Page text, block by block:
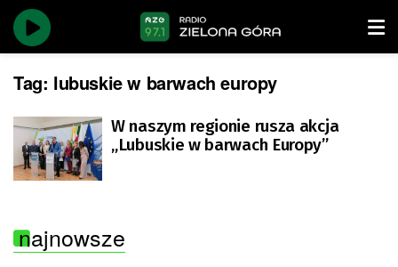
Tag: lubuskie w barwach europy
W naszym regionie rusza akcja
„Lubuskie w barwach Europy”
najnowsze